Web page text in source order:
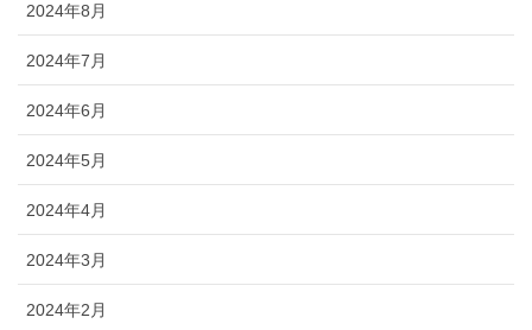
2024年8月
2024年7月
2024年6月
2024年5月
2024年4月
2024年3月
2024年2月